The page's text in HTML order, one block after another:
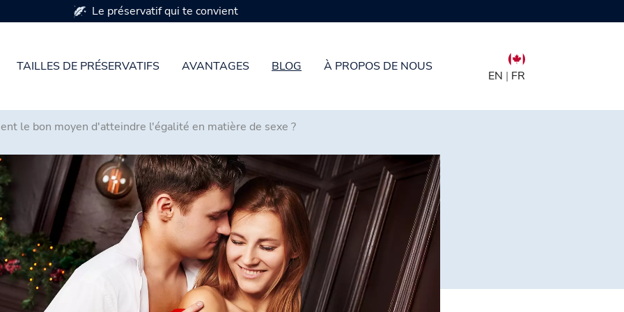
TAILLES DE PRÉSERVATIFS AVANTAGES BLOG À PROPOS DE NOUS
EN | FR
Disponible en 7 tailles de préservatifs
le bon moyen d'atteindre l'égalité en matière de sexe ?